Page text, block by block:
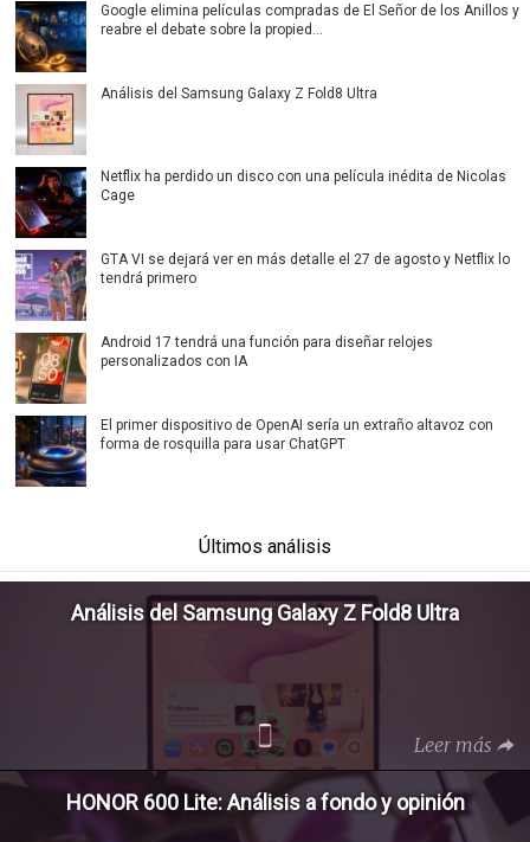
Google elimina películas compradas de El Señor de los Anillos y
reabre el debate sobre la propied...
Análisis del Samsung Galaxy Z Fold8 Ultra
Netflix ha perdido un disco con una película inédita de Nicolas
Cage
GTA VI se dejará ver en más detalle el 27 de agosto y Netflix lo
tendrá primero
Android 17 tendrá una función para diseñar relojes
personalizados con IA
El primer dispositivo de OpenAI sería un extraño altavoz con
forma de rosquilla para usar ChatGPT
Últimos análisis
Análisis del Samsung Galaxy Z Fold8 Ultra
Leer más
HONOR 600 Lite: Análisis a fondo y opinión